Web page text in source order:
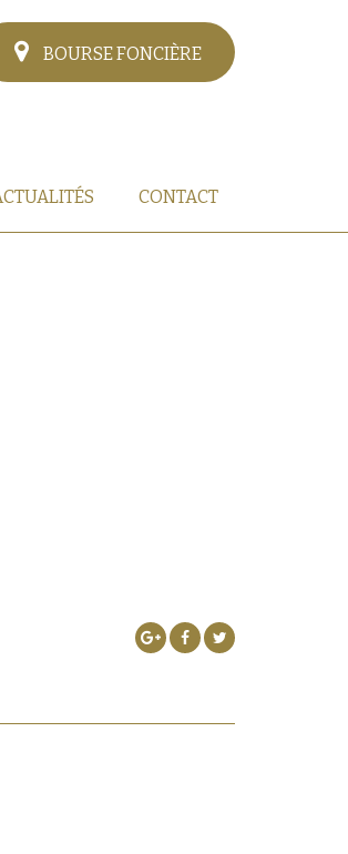
BOURSE FONCIÈRE
CONTACT